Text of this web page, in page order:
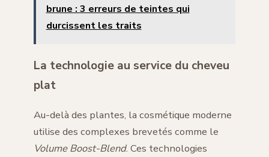
brune : 3 erreurs de teintes qui
durcissent les traits
La technologie au service du cheveu
plat
Au-delà des plantes, la cosmétique moderne
utilise des complexes brevetés comme le
Volume Boost-Blend. Ces technologies